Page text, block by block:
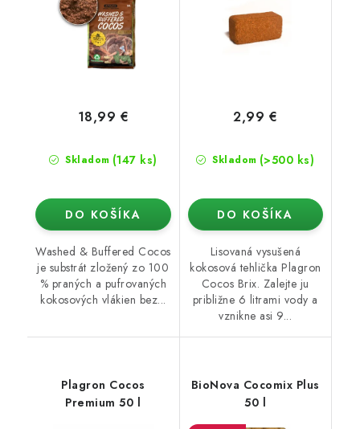
Skladom (147 ks)
18,99 €
DO KOŠÍKA
Washed & Buffered Cocos
je substrát zložený zo 100
% praných a pufrovaných
kokosových vlákien bez...
Skladom (>500 ks)
2,99 €
DO KOŠÍKA
Lisovaná vysušená
kokosová tehlička Plagron
Cocos Brix. Zalejte ju
približne 6 litrami vody a
vznikne asi 9...
Plagron Cocos
Premium 50 l
BioNova Cocomix Plus
50 l